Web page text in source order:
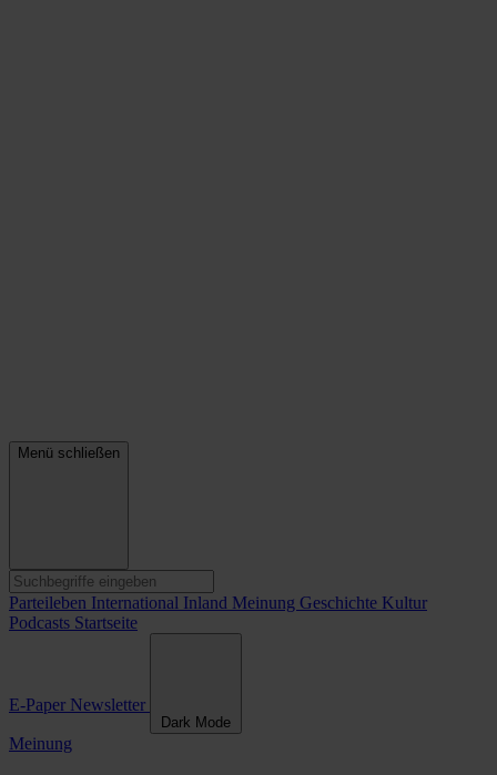
Menü schließen
Parteileben International Inland Meinung Geschichte Kultur
Podcasts Startseite
E-Paper Newsletter
Dark Mode
Meinung